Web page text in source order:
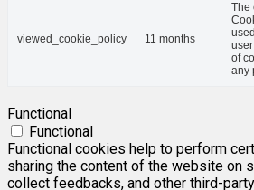
viewed_cookie_policy 11 months
The
of
any
Functional
Functional
Functional cookies help to perform
sharing the content of the website on
collect feedbacks, and other third-